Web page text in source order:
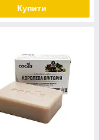
Купити